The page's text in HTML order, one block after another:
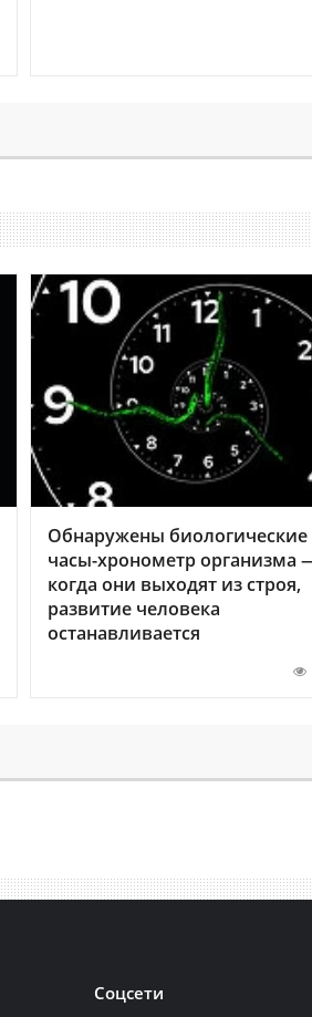
Обнаружены биологические
часы-хронометр организма
когда они выходят из строя,
развитие человека
останавливается
Соцсети